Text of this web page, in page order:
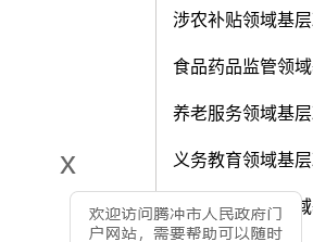
x
涉农补贴领域基
食品药品监管领
养老服务领域基
义务教育领域基
重大建设项目领